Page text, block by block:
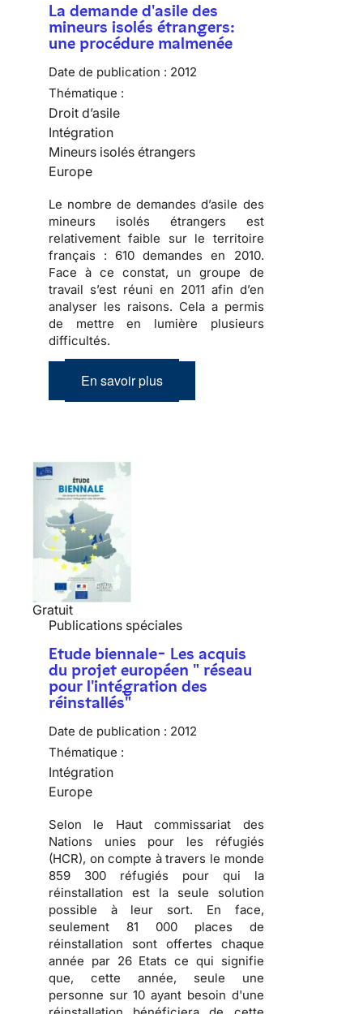
La demande d'asile des
mineurs isolés étrangers:
une procédure malmenée
Date de publication : 2012
Thématique :
Droit d’asile
Intégration
Mineurs isolés étrangers
Europe
Le nombre de demandes d’asile des
mineurs isolés étrangers est
relativement faible sur le territoire
français : 610 demandes en 2010.
Face à ce constat, un groupe de
travail s’est réuni en 2011 afin d’en
analyser les raisons. Cela a permis
de mettre en lumière plusieurs
difficultés.
En savoir plus
Gratuit
Publications spéciales
Etude biennale- Les acquis
du projet européen " réseau
pour l'intégration des
réinstallés"
Date de publication : 2012
Thématique :
Intégration
Europe
Selon le Haut commissariat des
Nations unies pour les réfugiés
(HCR), on compte à travers le monde
859 300 réfugiés pour qui la
réinstallation est la seule solution
possible à leur sort. En face,
seulement 81 000 places de
réinstallation sont offertes chaque
année par 26 Etats ce qui signifie
que, cette année, seule une
personne sur 10 ayant besoin d'une